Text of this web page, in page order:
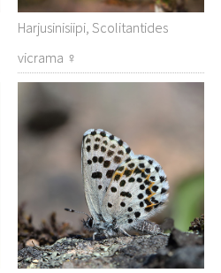
Harjusinisiipi, Scolitantides
vicrama ♀